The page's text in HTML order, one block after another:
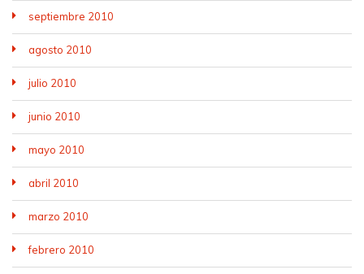
septiembre 2010
agosto 2010
julio 2010
junio 2010
mayo 2010
abril 2010
marzo 2010
febrero 2010